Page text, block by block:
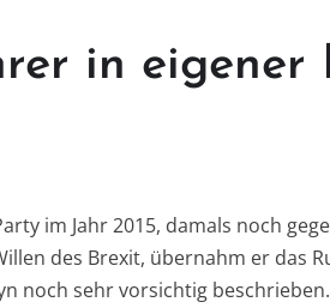
in eigener
im Jahr 2015, damals noch
des Brexit, übernahm er das
noch sehr vorsichtig